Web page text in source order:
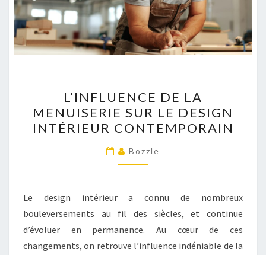
DE
LA
MENUISERIE
SUR
LE
INTÉRIEUR
CONTEMPORAIN
L’INFLUENCE DE LA
MENUISERIE SUR LE DESIGN
INTÉRIEUR CONTEMPORAIN
Bozzle
Le design intérieur a connu de nombreux
bouleversements au fil des siècles, et continue
d’évoluer en permanence. Au cœur de ces
changements, on retrouve l’influence indéniable de la